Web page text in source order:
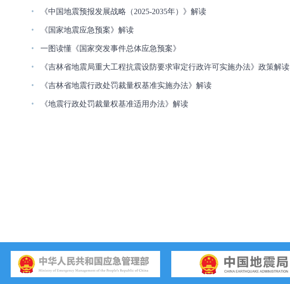
· 《中国地震预报发展战略（2025-2035年）》解读
· 《国家地震应急预案》解读
· 一图读懂《国家突发事件总体应急预案》
· 《吉林省地震局重大工程抗震设防要求审定行政许可实施办法》政策解读
· 《吉林省地震行政处罚裁量权基准实施办法》解读
· 《地震行政处罚裁量权基准适用办法》解读